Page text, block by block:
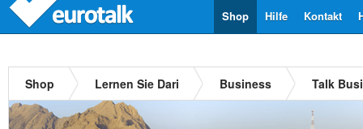
Kontakt
Hilfe
Shop
Shop Lernen Sie Dari Business Talk